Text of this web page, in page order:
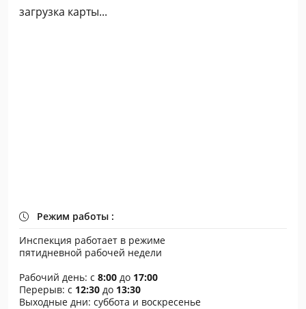
загрузка карты...
Режим работы :
Инспекция работает в режиме
пятидневной рабочей недели
Рабочий день: с 8:00 до 17:00
Перерыв: с 12:30 до 13:30
Выходные дни: суббота и воскресенье